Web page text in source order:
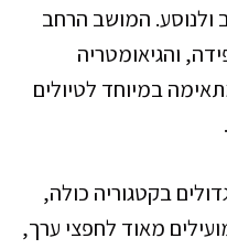
ולנוסע. המושב הרחב
והגיאומטריה
במיוחד לטיולים
הוא מהגדולים בקטגוריה כולה,
מאוד לחפצי ערך,